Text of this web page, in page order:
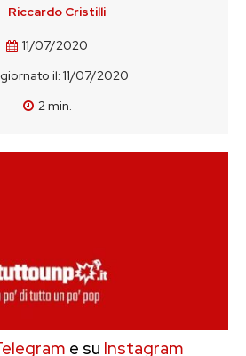
Riccardo Cristilli
11/07/2020
il: 11/07/2020
2min.
e su Instagram